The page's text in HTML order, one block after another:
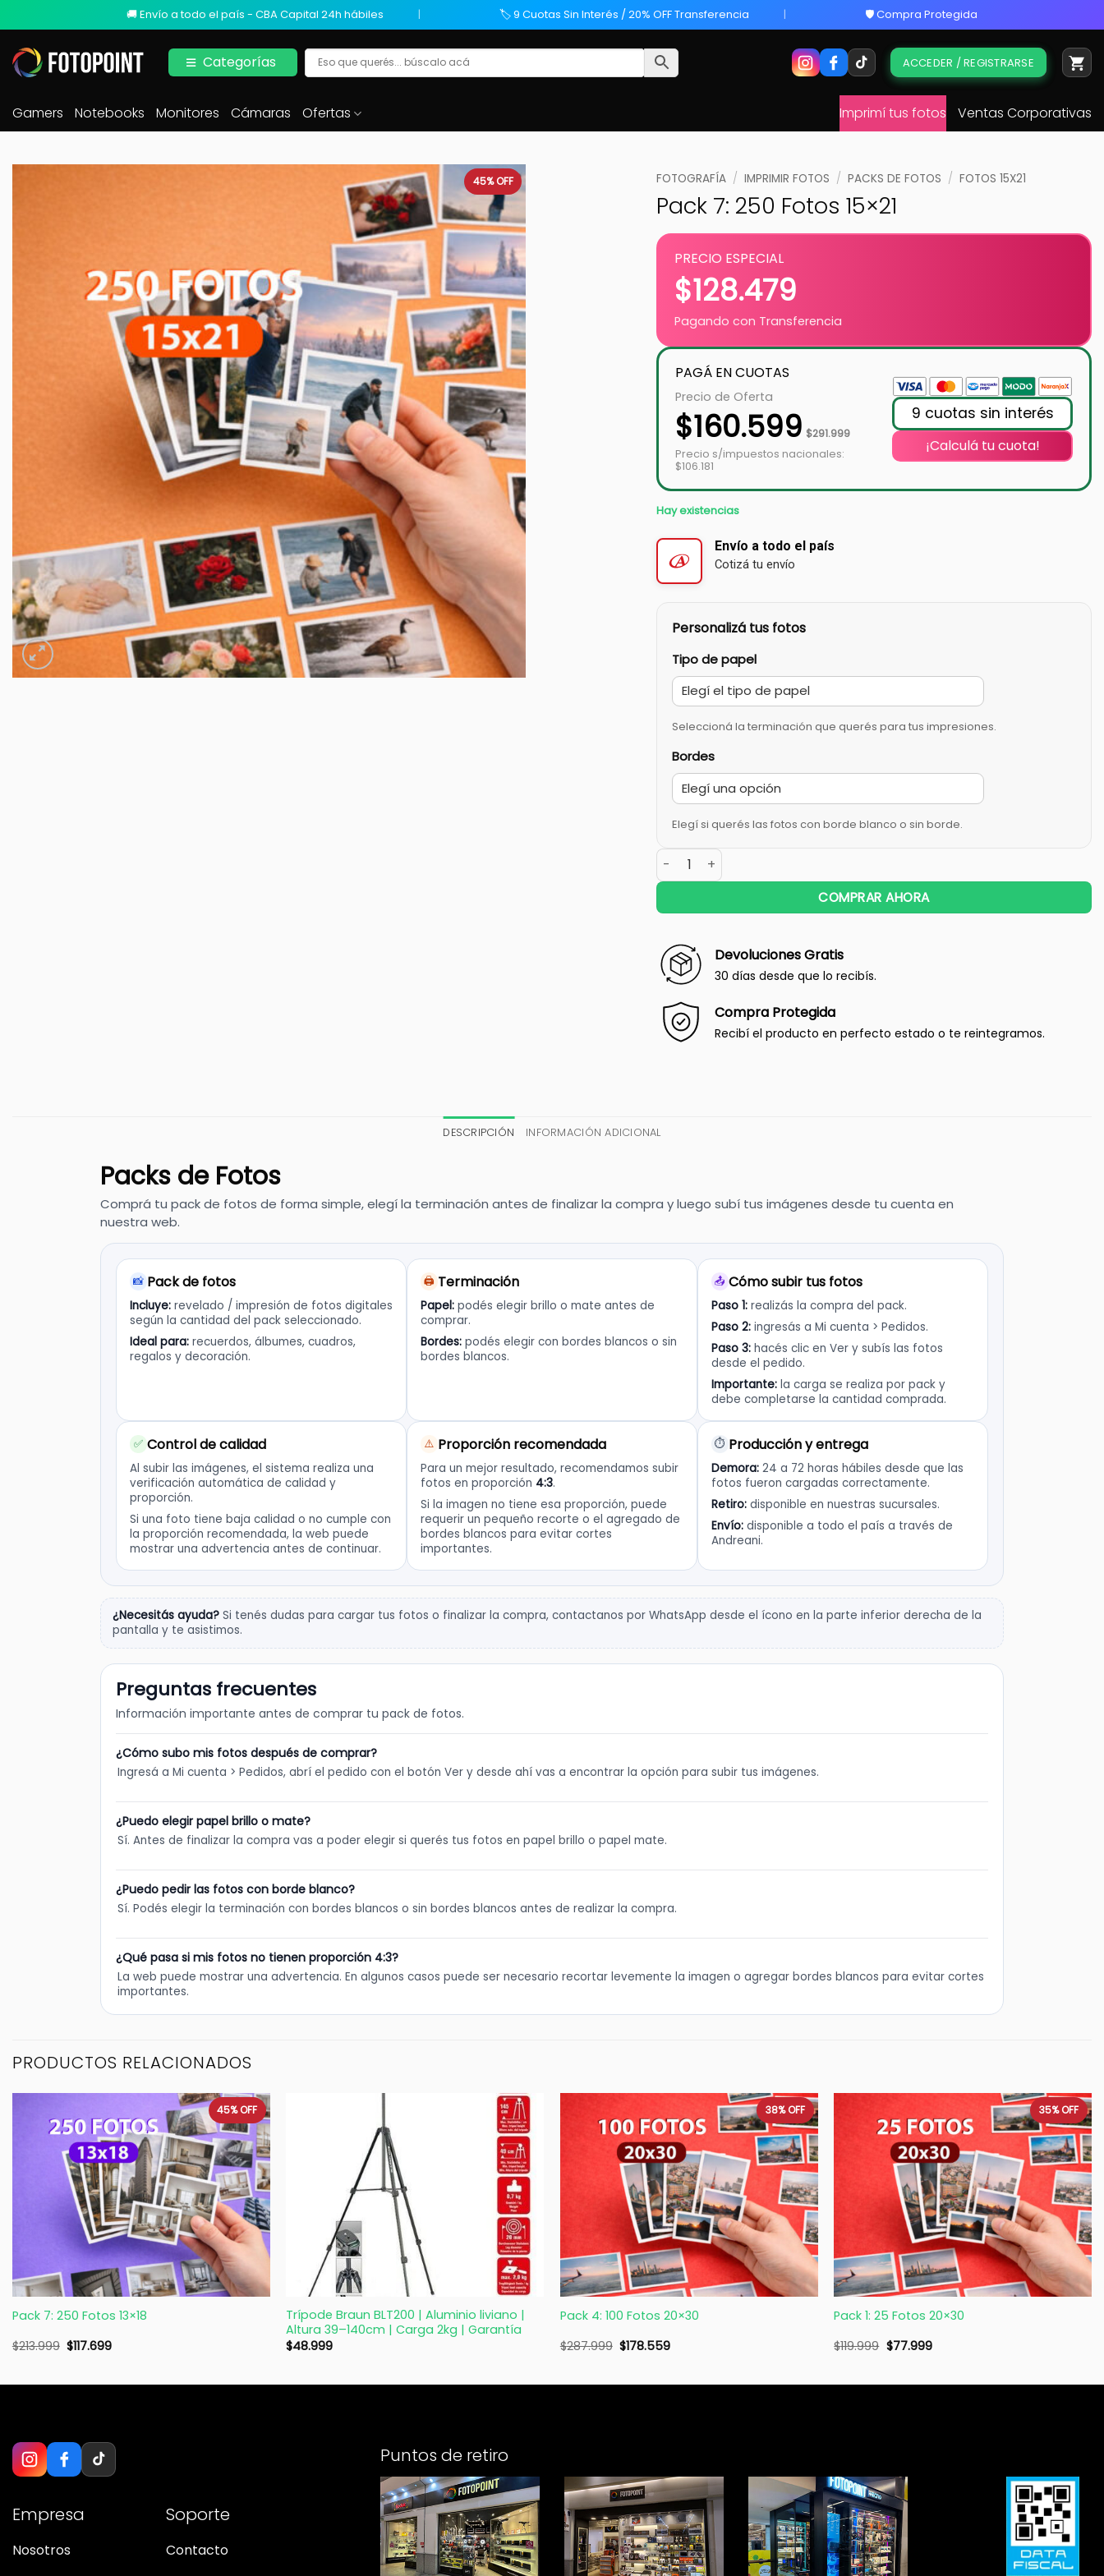
🚚 Envío a todo el país - CBA Capital 24h hábiles 🏷️ 9 Cuotas Sin Interés / 20% OFF Transferencia 🛡️ Compra Protegida
Categorías ACCEDER / REGISTRARSE
Gamers Notebooks Monitores Cámaras Ofertas Imprimí tus fotos Ventas Corporativas
45%OFF FOTOGRAFÍA / IMPRIMIR FOTOS / PACKS DE FOTOS / FOTOS 15X21
Pack 7: 250 Fotos 15×21
PRECIO ESPECIAL
$128.479
Pagando con Transferencia
PAGÁ EN CUOTAS
Precio de Oferta
$160.599 $291.999
Precio s/impuestos nacionales:
$106.181
9 cuotas sin interés
¡Calculá tu cuota!
Hay existencias
Envío a todo el país
Cotizá tu envío
Personalizá tus fotos
Tipo de papel
Seleccioná la terminación que querés para tus impresiones.
Bordes
Elegí si querés las fotos con borde blanco o sin borde.
COMPRAR AHORA
Devoluciones Gratis
30 días desde que lo recibís.
Compra Protegida
Recibí el producto en perfecto estado o te reintegramos.
DESCRIPCIÓN INFORMACIÓN ADICIONAL
Packs de Fotos
Comprá tu pack de fotos de forma simple, elegí la terminación antes de finalizar la compra y luego subí tus imágenes desde tu cuenta en
nuestra web.
📸 Pack de fotos
Incluye: revelado / impresión de fotos digitales
según la cantidad del pack seleccionado.
Ideal para: recuerdos, álbumes, cuadros,
regalos y decoración.
🖨️ Terminación
Papel: podés elegir brillo o mate antes de
comprar.
Bordes: podés elegir con bordes blancos o sin
bordes blancos.
📤 Cómo subir tus fotos
Paso 1: realizás la compra del pack.
Paso 2: ingresás a Mi cuenta > Pedidos.
Paso 3: hacés clic en Ver y subís las fotos
desde el pedido.
Importante: la carga se realiza por pack y
debe completarse la cantidad comprada.
✅ Control de calidad
Al subir las imágenes, el sistema realiza una
verificación automática de calidad y
proporción.
Si una foto tiene baja calidad o no cumple con
la proporción recomendada, la web puede
mostrar una advertencia antes de continuar.
⚠️ Proporción recomendada
Para un mejor resultado, recomendamos subir
fotos en proporción 4:3.
Si la imagen no tiene esa proporción, puede
requerir un pequeño recorte o el agregado de
bordes blancos para evitar cortes
importantes.
⏱️ Producción y entrega
Demora: 24 a 72 horas hábiles desde que las
fotos fueron cargadas correctamente.
Retiro: disponible en nuestras sucursales.
Envío: disponible a todo el país a través de
Andreani.
¿Necesitás ayuda? Si tenés dudas para cargar tus fotos o finalizar la compra, contactanos por WhatsApp desde el ícono en la parte inferior derecha de la
pantalla y te asistimos.
Preguntas frecuentes
Información importante antes de comprar tu pack de fotos.
¿Cómo subo mis fotos después de comprar?
Ingresá a Mi cuenta > Pedidos, abrí el pedido con el botón Ver y desde ahí vas a encontrar la opción para subir tus imágenes.
¿Puedo elegir papel brillo o mate?
Sí. Antes de finalizar la compra vas a poder elegir si querés tus fotos en papel brillo o papel mate.
¿Puedo pedir las fotos con borde blanco?
Sí. Podés elegir la terminación con bordes blancos o sin bordes blancos antes de realizar la compra.
¿Qué pasa si mis fotos no tienen proporción 4:3?
La web puede mostrar una advertencia. En algunos casos puede ser necesario recortar levemente la imagen o agregar bordes blancos para evitar cortes
importantes.
PRODUCTOS RELACIONADOS
45%OFF
+
Pack 7: 250 Fotos 13×18
$213.999 $117.699
Trípode Braun BLT200 | Aluminio liviano |
Altura 39–140cm | Carga 2kg | Garantía
$48.999
38%OFF
+
Pack 4: 100 Fotos 20×30
$287.999 $178.559
35%OFF
+
Pack 1: 25 Fotos 20×30
$119.999 $77.999
Empresa
Nosotros
Soporte
Contacto
Puntos de retiro